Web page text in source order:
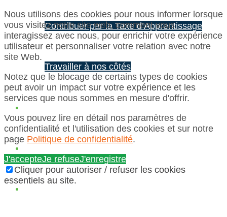
Contribuer par la Taxe d’Apprentissage
Travailler à nos côtés
Nous utilisons des cookies pour nous informer lorsque
vous visitez notre site web, comment vous
interagissez avec nous, pour enrichir votre expérience
utilisateur et personnaliser votre relation avec notre
site Web.
Notez que le blocage de certains types de cookies
peut avoir un impact sur votre expérience et les
services que nous sommes en mesure d'offrir.
Vous pouvez lire en détail nos paramètres de
confidentialité et l'utilisation des cookies et sur notre
page Politique de confidentialité.
J'accepteJe refuseJ'enregistre
Cliquer pour autoriser / refuser les cookies
essentiels au site.